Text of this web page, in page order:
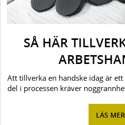
SÅ HÄR
Att tillverka en handske idag är
del i processen kräver
LÄS MER